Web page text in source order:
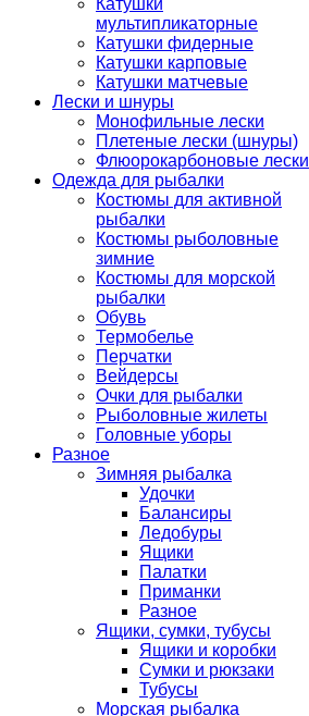
Катушки
мультипликаторные
Катушки фидерные
Катушки карповые
Катушки матчевые
Лески и шнуры
Монофильные лески
Плетеные лески (шнуры)
Флюорокарбоновые лески
Одежда для рыбалки
Костюмы для активной
рыбалки
Костюмы рыболовные
зимние
Костюмы для морской
рыбалки
Обувь
Термобелье
Перчатки
Вейдерсы
Очки для рыбалки
Рыболовные жилеты
Головные уборы
Разное
Зимняя рыбалка
Удочки
Балансиры
Ледобуры
Ящики
Палатки
Приманки
Разное
Ящики, сумки, тубусы
Ящики и коробки
Сумки и рюкзаки
Тубусы
Морская рыбалка